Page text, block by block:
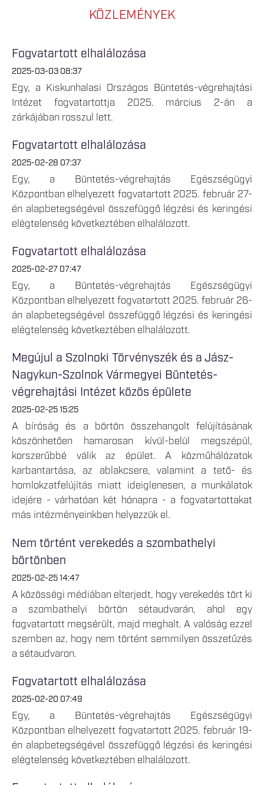
KÖZLEMÉNYEK
Fogvatartott elhalálozása
2025-03-03 08:37
Egy, a Kiskunhalasi Országos Büntetés-végrehajtási
Intézet fogvatartottja 2025. március 2-án a
zárkájában rosszul lett.
Fogvatartott elhalálozása
2025-02-28 07:37
Egy, a Büntetés-végrehajtás Egészségügyi
Központban elhelyezett fogvatartott 2025. február 27-
én alapbetegségével összefüggő légzési és keringési
elégtelenség következtében elhalálozott.
Fogvatartott elhalálozása
2025-02-27 07:47
Egy, a Büntetés-végrehajtás Egészségügyi
Központban elhelyezett fogvatartott 2025. február 26-
án alapbetegségével összefüggő légzési és keringési
elégtelenség következtében elhalálozott.
Megújul a Szolnoki Törvényszék és a Jász-
Nagykun-Szolnok Vármegyei Büntetés-
végrehajtási Intézet közös épülete
2025-02-25 15:25
A bíróság és a börtön összehangolt felújításának
köszönhetően hamarosan kívül-belül megszépül,
korszerűbbé válik az épület. A közműhálózatok
karbantartása, az ablakcsere, valamint a tető- és
homlokzatfelújítás miatt ideiglenesen, a munkálatok
idejére - várhatóan két hónapra - a fogvatartottakat
más intézményeinkben helyezzük el.
Nem történt verekedés a szombathelyi
börtönben
2025-02-25 14:47
A közösségi médiában elterjedt, hogy verekedés tört ki
a szombathelyi börtön sétaudvarán, ahol egy
fogvatartott megsérült, majd meghalt. A valóság ezzel
szemben az, hogy nem történt semmilyen összetűzés
a sétaudvaron.
Fogvatartott elhalálozása
2025-02-20 07:49
Egy, a Büntetés-végrehajtás Egészségügyi
Központban elhelyezett fogvatartott 2025. február 19-
én alapbetegségével összefüggő légzési és keringési
elégtelenség következtében elhalálozott.